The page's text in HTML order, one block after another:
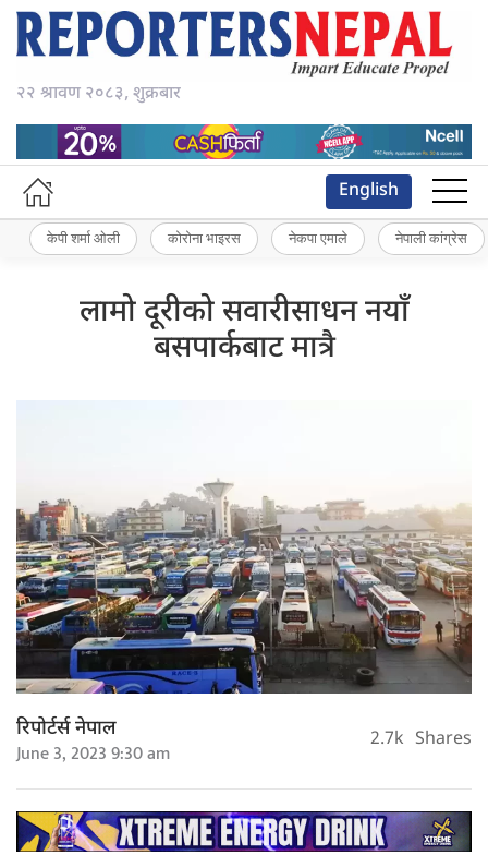
२२ श्रावण २०८३, शुक्रबार
English
केपी शर्मा ओली कोरोना भाइरस नेकपा एमाले नेपाली कांग्रेस
लामो दूरीको सवारीसाधन नयाँ
बसपार्कबाट मात्रै
रिपोर्टर्स नेपाल
June 3, 2023 9:30 am 2.7k Shares